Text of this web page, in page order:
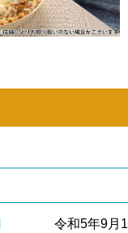
令和5年9月